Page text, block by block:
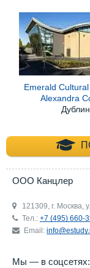
Emerald
Alexandra
Дублин
ООО Канцлер
121309, г. Москва,
Тел.: +7 (495) 660-
Email:
Мы — в соцсетях: